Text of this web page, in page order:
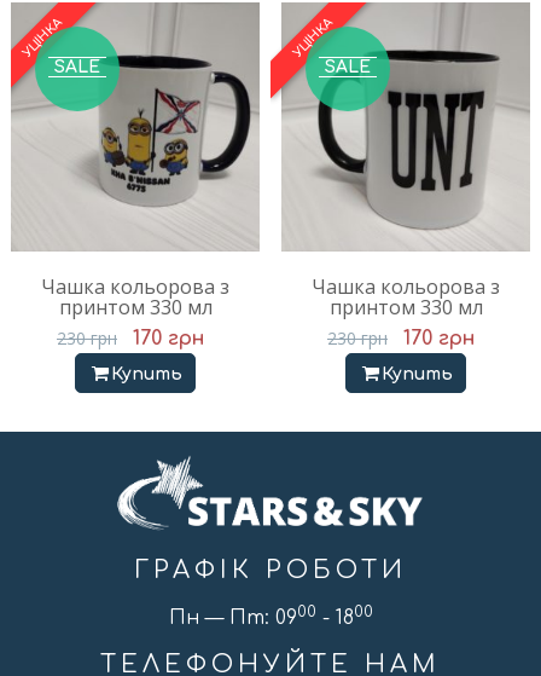
SALE
Чашка кольорова з
принтом 330 мл
230грн 170 грн
Купить
SALE
Чашка кольорова з
принтом 330 мл
230грн 170 грн
Купить
ГРАФІК РОБОТИ
Пн — Пт: 0900 - 1800
ТЕЛЕФОНУЙТЕ НАМ